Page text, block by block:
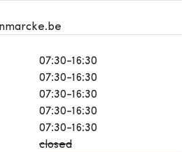
07:30-16:30
07:30-16:30
07:30-16:30
07:30-16:30
07:30-16:30
closed